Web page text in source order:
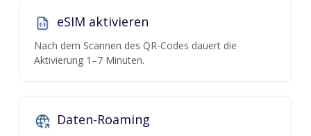
eSIM aktivieren
Nach dem Scannen des QR-Codes dauert die
Aktivierung 1–7 Minuten.
Daten-Roaming